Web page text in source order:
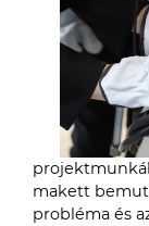
makett
probléma és